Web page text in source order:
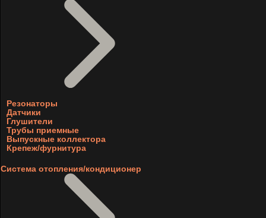
Резонаторы
Датчики
Глушители
Трубы приемные
Выпускные коллектора
Крепеж/фурнитура
Система отопления/кондиционер